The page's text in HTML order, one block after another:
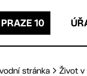
10
stránka Život v